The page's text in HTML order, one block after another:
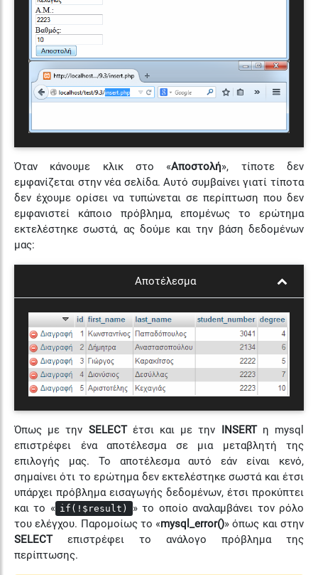
Όταν κάνουμε κλικ στο «Αποστολή», τίποτε δεν
εμφανίζεται στην νέα σελίδα. Αυτό συμβαίνει γιατί τίποτα
δεν έχουμε ορίσει να τυπώνεται σε περίπτωση που δεν
εμφανιστεί κάποιο πρόβλημα, επομένως το ερώτημα
εκτελέστηκε σωστά, ας δούμε και την βάση δεδομένων
μας:
Αποτέλεσμα
Όπως με την SELECTέτσι και με την INSERTη mysql
επιστρέφει ένα αποτέλεσμα σε μια μεταβλητή της
επιλογής μας. Το αποτέλεσμα αυτό εάν είναι κενό,
σημαίνει ότι το ερώτημα δεν εκτελέστηκε σωστά και έτσι
υπάρχει πρόβλημα εισαγωγής δεδομένων, έτσι προκύπτει
και το « if(!$result)
» το οποίο αναλαμβάνει τον ρόλο
του ελέγχου. Παρομοίως το «mysql_error()» όπως και στην
SELECTεπιστρέφει το ανάλογο πρόβλημα της
περίπτωσης.